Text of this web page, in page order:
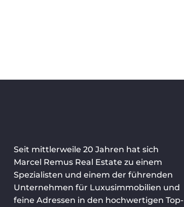
Seit mittlerweile 20 Jahren hat sich
Marcel Remus Real Estate zu einem
Spezialisten und einem der führenden
Unternehmen für Luxusimmobilien und
feine Adressen in den hochwertigen Top-